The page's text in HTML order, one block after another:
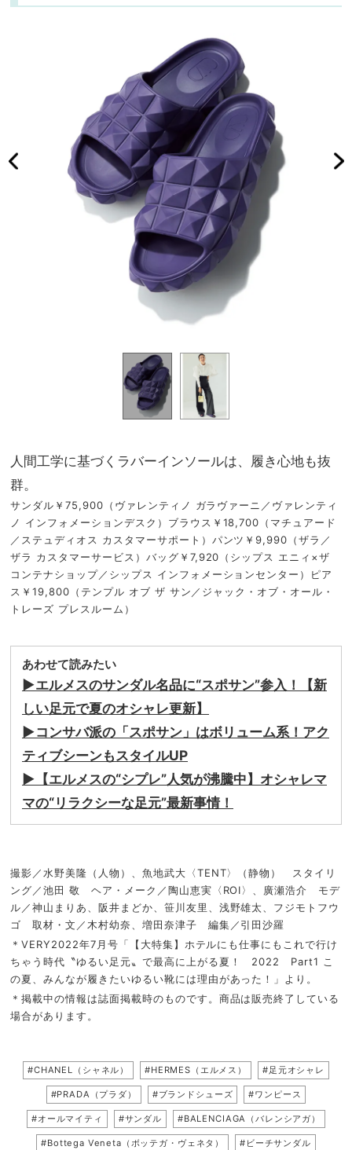
人間工学に基づくラバーインソールは、履き心地も抜
群。
サンダル￥75,900（ヴァレンティノ ガラヴァーニ／ヴァレンティ
ノ インフォメーションデスク）ブラウス￥18,700（マチュアード
／ステュディオス カスタマーサポート）パンツ￥9,990（ザラ／
ザラ カスタマーサービス）バッグ￥7,920（シップス エニィ×ザ
コンテナショップ／シップス インフォメーションセンター）ピア
ス￥19,800（テンプル オブ ザ サン／ジャック・オブ・オール・
トレーズ プレスルーム）
あわせて読みたい
▶︎エルメスのサンダル名品に“スポサン”参入！【新
しい足元で夏のオシャレ更新】
▶︎コンサバ派の「スポサン」はボリューム系！アク
ティブシーンもスタイルUP
▶︎【エルメスの“シプレ”人気が沸騰中】オシャレマ
マの“リラクシーな足元”最新事情！
撮影／水野美隆（人物）、魚地武大〈TENT〉（静物） スタイリ
ング／池田 敬 ヘア・メーク／陶山恵実〈ROI〉、廣瀬浩介 モデ
ル／神山まりあ、阪井まどか、笹川友里、浅野雄太、フジモトフウ
ゴ 取材・文／木村幼奈、増田奈津子 編集／引田沙羅
＊VERY2022年7月号「【大特集】ホテルにも仕事にもこれで行け
ちゃう時代〝ゆるい足元〟で最高に上がる夏！ 2022 Part1 こ
の夏、みんなが履きたいゆるい靴には理由があった！」より。
＊掲載中の情報は誌面掲載時のものです。商品は販売終了している
場合があります。
#CHANEL（シャネル） #HERMES（エルメス） #足元オシャレ
#PRADA（プラダ） #ブランドシューズ #ワンピース
#オールマイティ #サンダル #BALENCIAGA（バレンシアガ）
#Bottega Veneta（ボッテガ・ヴェネタ） #ビーチサンダル